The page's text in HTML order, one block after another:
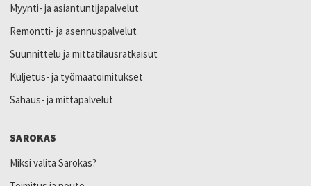
Myynti- ja asiantuntijapalvelut
Remontti- ja asennuspalvelut
Suunnittelu ja mittatilausratkaisut
Kuljetus- ja työmaatoimitukset
Sahaus- ja mittapalvelut
SAROKAS
Miksi valita Sarokas?